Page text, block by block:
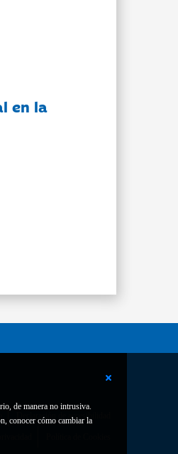
de manera no intrusiva.
conocer cómo cambiar la
en la
Declaración de accesibilidad